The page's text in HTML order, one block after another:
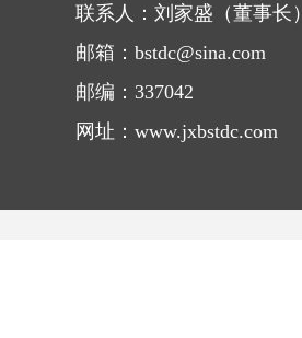
联系人：刘家盛（董事长）
邮箱：bstdc@sina.com
邮编：337042
网址：www.jxbstdc.com